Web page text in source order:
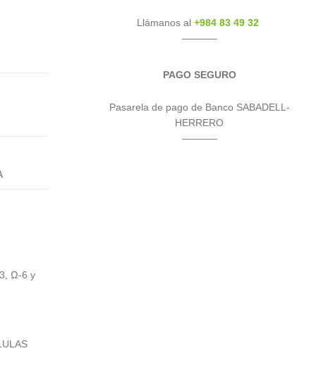
Ω-6 y
Llámanos al +984 83 49 32
———–
PAGO SEGURO
Pasarela de pago de Banco SABADELL-
HERRERO
———–